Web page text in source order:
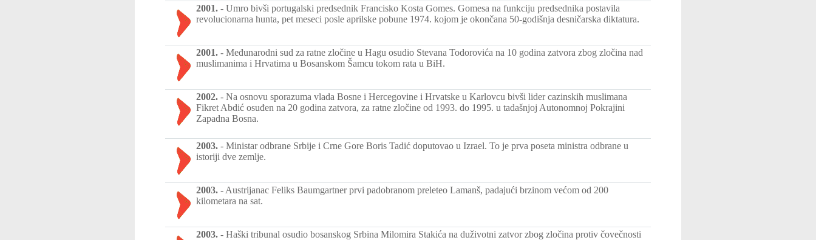
2001. - Umro bivši portugalski predsednik Francisko Kosta Gomes. Gomesa na funkciju predsednika postavila
revolucionarna hunta, pet meseci posle aprilske pobune 1974. kojom je okončana 50-godišnja desničarska diktatura.
2001. - Međunarodni sud za ratne zločine u Hagu osudio Stevana Todorovića na 10 godina zatvora zbog zločina nad
muslimanima i Hrvatima u Bosanskom Šamcu tokom rata u BiH.
2002. - Na osnovu sporazuma vlada Bosne i Hercegovine i Hrvatske u Karlovcu bivši lider cazinskih muslimana
Fikret Abdić osuđen na 20 godina zatvora, za ratne zločine od 1993. do 1995. u tadašnjoj Autonomnoj Pokrajini
Zapadna Bosna.
2003. - Ministar odbrane Srbije i Crne Gore Boris Tadić doputovao u Izrael. To je prva poseta ministra odbrane u
istoriji dve zemlje.
2003. - Austrijanac Feliks Baumgartner prvi padobranom preleteo Lamanš, padajući brzinom većom od 200
kilometara na sat.
2003. - Haški tribunal osudio bosanskog Srbina Milomira Stakića na duživotni zatvor zbog zločina protiv čovečnosti